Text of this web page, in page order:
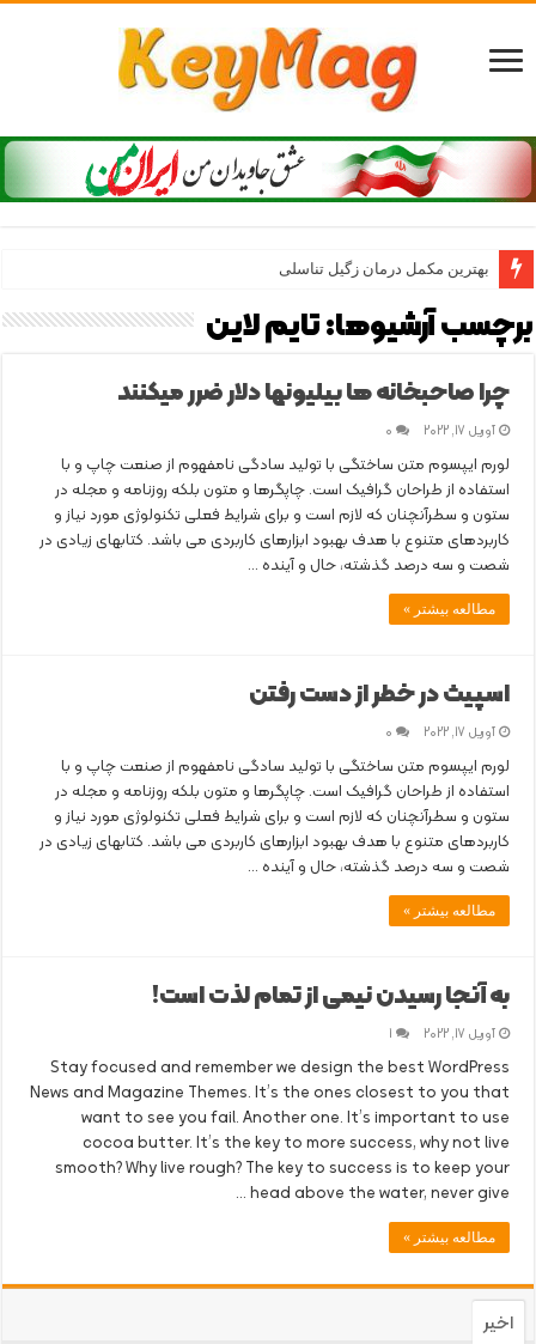
بهترین مکمل درمان زگیل تناسلی
برچسب آرشیوها:تایم لاین
چرا صاحبخانه ها بیلیونها دلار ضرر میکنند
آوریل 17, 2022 0
لورم ایپسوم متن ساختگی با تولید سادگی نامفهوم از صنعت چاپ و با
استفاده از طراحان گرافیک است. چاپگرها و متون بلکه روزنامه و مجله در
ستون و سطرآنچنان که لازم است و برای شرایط فعلی تکنولوژی مورد نیاز و
کاربردهای متنوع با هدف بهبود ابزارهای کاربردی می باشد. کتابهای زیادی در
شصت و سه درصد گذشته، حال و آینده …
مطالعه بیشتر »
اسپیث در خطر از دست رفتن
آوریل 17, 2022 0
لورم ایپسوم متن ساختگی با تولید سادگی نامفهوم از صنعت چاپ و با
استفاده از طراحان گرافیک است. چاپگرها و متون بلکه روزنامه و مجله در
ستون و سطرآنچنان که لازم است و برای شرایط فعلی تکنولوژی مورد نیاز و
کاربردهای متنوع با هدف بهبود ابزارهای کاربردی می باشد. کتابهای زیادی در
شصت و سه درصد گذشته، حال و آینده …
مطالعه بیشتر »
به آنجا رسیدن نیمی از تمام لذت است!
آوریل 17, 2022 1
Stay focused and remember we design the best WordPress
News and Magazine Themes. It’s the ones closest to you that
want to see you fail. Another one. It’s important to use
cocoa butter. It’s the key to more success, why not live
smooth? Why live rough? The key to success is to keep your
head above the water, never give …
مطالعه بیشتر »
اخیر